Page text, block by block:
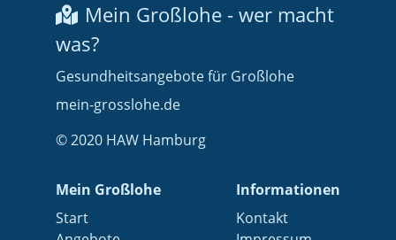
Mein Großlohe - wer macht
was?
Gesundheitsangebote für Großlohe
mein-grosslohe.de
© 2020 HAW Hamburg
Mein Großlohe
Start
Informationen
Kontakt